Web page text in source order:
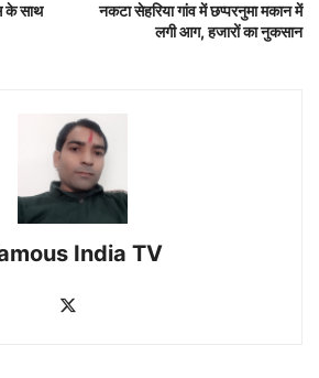
के साथ
नकटा सेहरिया गांव में छप्परनुमा मकान में
लगी आग, हजारों का नुकसान
India TV